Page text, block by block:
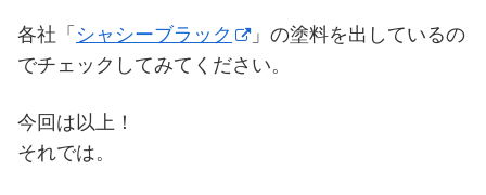
各社「 シャシーブラック
」の塗料を出しているの
でチェックしてみてください。
今回は以上！
それでは。